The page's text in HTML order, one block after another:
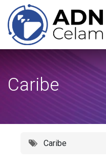
Ir al contenido
Caribe
Caribe